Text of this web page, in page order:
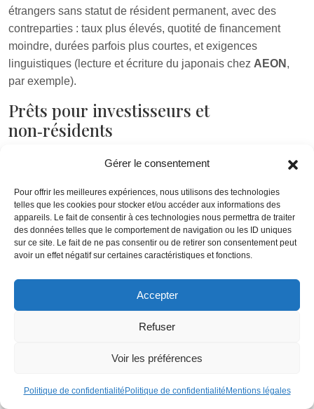
Gérer le consentement
Pour offrir les meilleures expériences, nous utilisons des technologies
telles que les cookies pour stocker et/ou accéder aux informations des
appareils. Le fait de consentir à ces technologies nous permettra de traiter
des données telles que le comportement de navigation ou les ID uniques
sur ce site. Le fait de ne pas consentir ou de retirer son consentement peut
avoir un effet négatif sur certaines caractéristiques et fonctions.
Accepter
Refuser
Voir les préférences
Politique de confidentialité Politique de confidentialité Mentions légales
étrangers sans statut de résident permanent, avec des
contreparties : taux plus élevés, quotité de financement
moindre, durées parfois plus courtes, et exigences
linguistiques (lecture et écriture du japonais chez AEON ,
par exemple).
Prêts pour investisseurs et
non‑résidents
. Ces financements sont,
en théorie, ouverts aux étrangers, mais le filtrage est
nettement plus sévère. Beaucoup de grandes banques
exigent
la résidence permanente
, ou à défaut un long
historique de résidence et d’emploi au Japon.
filiales locales de banques étrangères – proposent des
produits taillés pour les
, voire
basés à l’étranger. Les caractéristiques typiques ressortent
non‑résidents, là où un résident permanent peut obtenir80